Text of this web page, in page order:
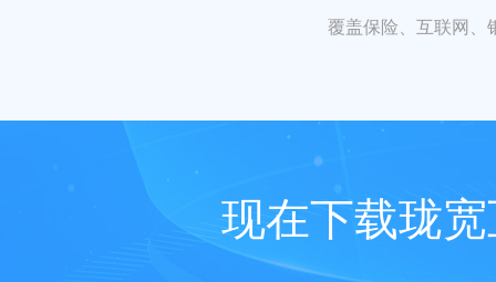
覆盖保险、互联网、
现在下载珑